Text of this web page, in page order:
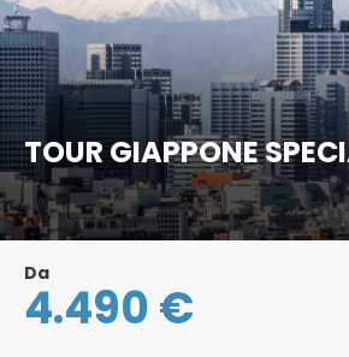
TOUR GIAPPONE
Da
4.490 €